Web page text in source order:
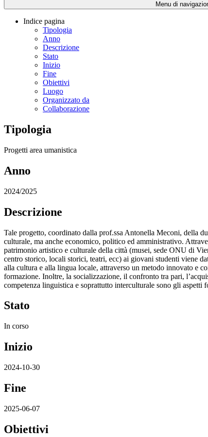
Menu di
Indice pagina
Tipologia
Anno
Descrizione
Stato
Inizio
Fine
Obiettivi
Luogo
Organizzato da
Collaborazione
Tipologia
Progetti area umanistica
Anno
2024/2025
Descrizione
Tale progetto, coordinato dalla prof.ssa Antonella Meconi, della
culturale, ma anche economico, politico ed amministrativo.
patrimonio artistico e culturale della città (musei, sede ONU di
centro storico, locali storici, teatri, ecc) ai giovani studenti viene
alla cultura e alla lingua locale, attraverso un metodo innovato e
formazione. Inoltre, la socializzazione, il confronto tra pari,
competenza linguistica e soprattutto interculturale sono gli aspetti
Stato
In corso
Inizio
2024-10-30
Fine
2025-06-07
Obiettivi